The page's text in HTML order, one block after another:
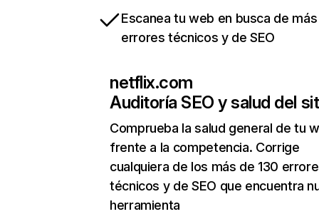
Escanea tu web en busca de
errores técnicos y de SEO
netflix.com
Auditoría SEO y salud del
Comprueba la salud general de tu
frente a la competencia. Corrige
cualquiera de los más de 130
técnicos y de SEO que encuentra
herramienta